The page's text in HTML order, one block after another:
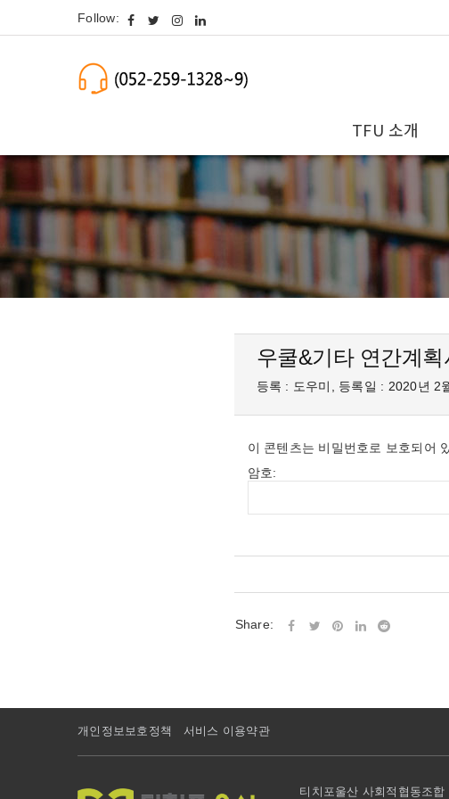
Follow:
TFU 소개
우쿨&기타 연간계
등록 : 도우미, 등록일 : 2020년 2
이 콘텐츠는 비밀번호로 보호되어
암호:
Share:
개인정보보호정책 서비스 이용약관
티치포울산 사회적협동조